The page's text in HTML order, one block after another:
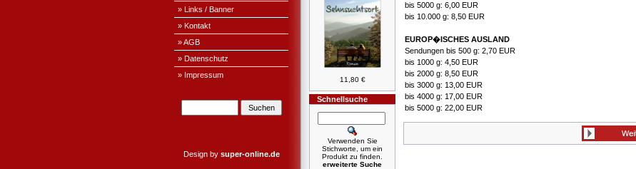
» Links / Banner
» Kontakt
» AGB
» Datenschutz
» Impressum
Design by super-online.de
11,80 €
Schnellsuche
Verwenden Sie
Stichworte, um ein
Produkt zu finden.
erweiterte Suche
bis 5000 g: 6,00 EUR
bis 10.000 g: 8,50 EUR
EUROP�ISCHES AUSLAND
Sendungen bis 500 g: 2,70 EUR
bis 1000 g: 4,50 EUR
bis 2000 g: 8,50 EUR
bis 3000 g: 13,00 EUR
bis 4000 g: 17,00 EUR
bis 5000 g: 22,00 EUR